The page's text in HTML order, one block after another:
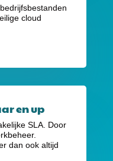
cloud
en up
SLA. Door
dan ook altijd